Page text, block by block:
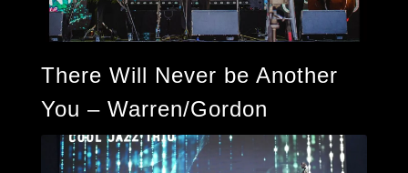
There Will Never be Another
You – Warren/Gordon